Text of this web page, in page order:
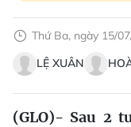
Thứ Ba, ngày 15/
LỆ XUÂN
(GLO)- Sau 2